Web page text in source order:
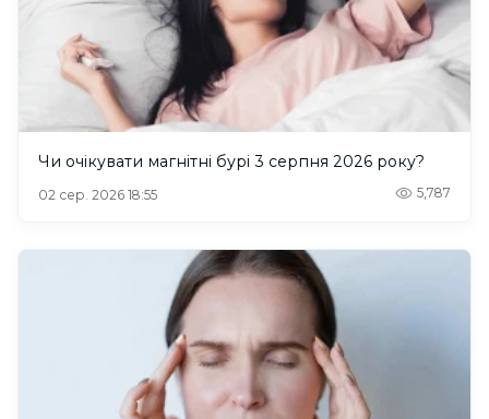
Чи очікувати магнітні бурі 3 серпня 2026 року?
02 сер. 2026 18:55 5,787